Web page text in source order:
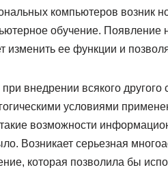
компьютеров возник
обучение. Появление
изменить ее функции и
при внедрении всякого
условиями
возможности
Возникает серьезная
которая позволила бы